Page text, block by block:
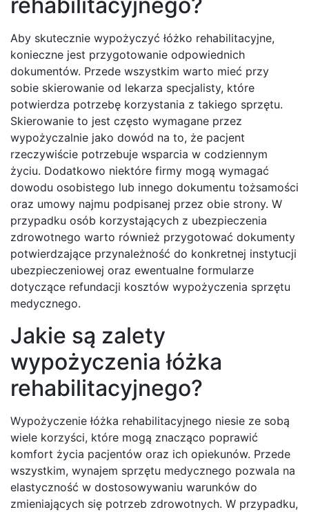
Aby skutecznie wypożyczyć łóżko rehabilitacyjne,
konieczne jest przygotowanie odpowiednich
dokumentów. Przede wszystkim warto mieć przy
sobie skierowanie od lekarza specjalisty, które
potwierdza potrzebę korzystania z takiego sprzętu.
Skierowanie to jest często wymagane przez
wypożyczalnie jako dowód na to, że pacjent
rzeczywiście potrzebuje wsparcia w codziennym
życiu. Dodatkowo niektóre firmy mogą wymagać
dowodu osobistego lub innego dokumentu tożsamości
oraz umowy najmu podpisanej przez obie strony. W
przypadku osób korzystających z ubezpieczenia
zdrowotnego warto również przygotować dokumenty
potwierdzające przynależność do konkretnej instytucji
ubezpieczeniowej oraz ewentualne formularze
dotyczące refundacji kosztów wypożyczenia sprzętu
medycznego.
Jakie są zalety
wypożyczenia łóżka
rehabilitacyjnego?
Wypożyczenie łóżka rehabilitacyjnego niesie ze sobą
wiele korzyści, które mogą znacząco poprawić
komfort życia pacjentów oraz ich opiekunów. Przede
wszystkim, wynajem sprzętu medycznego pozwala na
elastyczność w dostosowywaniu warunków do
zmieniających się potrzeb zdrowotnych. W przypadku,